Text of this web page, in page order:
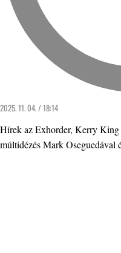
2025. 11. 04. / 18:14
Hírek az Exhorder, Kerry King
múltidézés Mark Oseguedával